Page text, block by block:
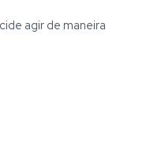
agir de maneira